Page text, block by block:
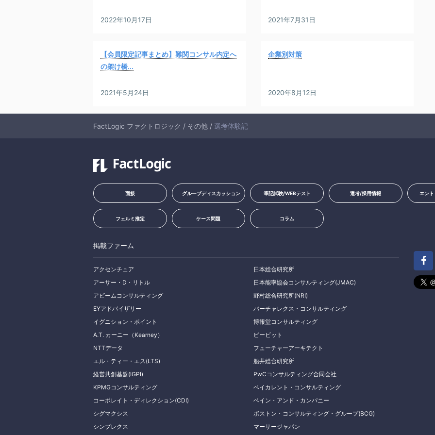
2022年10月17日 2021年7月31日
【会員限定記事まとめ】難関コンサル内定へ
の架け橋...
2021年5月24日
企業別対策
2020年8月12日
FactLogic ファクトロジック / その他 / 選考体験記
面接 グループディスカッション 筆記試験/WEBテスト 選考/採用情報 エン
フェルミ推定 ケース問題 コラム
掲載ファーム
アクセンチュア
アーサー・D・リトル
アビームコンサルティング
EYアドバイザリー
イグニション・ポイント
A.T. カーニー（Kearney）
NTTデータ
エル・ティー・エス(LTS)
経営共創基盤(IGPI)
KPMGコンサルティング
コーポレイト・ディレクション(CDI)
シグマクシス
シンプレクス
日本総合研究所
日本能率協会コンサルティング(JMAC)
野村総合研究所(NRI)
バーチャレクス・コンサルティング
博報堂コンサルティング
ビービット
フューチャーアーキテクト
船井総合研究所
PwCコンサルティング合同会社
ベイカレント・コンサルティング
ベイン・アンド・カンパニー
ボストン・コンサルティング・グループ(BCG)
マーサージャパン